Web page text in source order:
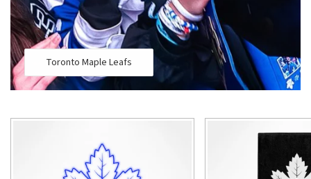
Toronto Maple Leafs